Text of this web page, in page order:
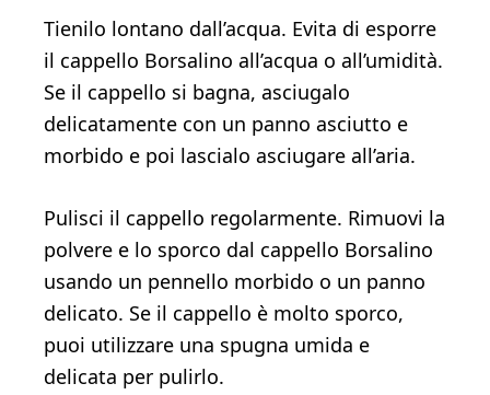
Tienilo lontano dall’acqua. Evita di esporre
il cappello Borsalino all’acqua o all’umidità.
Se il cappello si bagna, asciugalo
delicatamente con un panno asciutto e
morbido e poi lascialo asciugare all’aria.
Pulisci il cappello regolarmente. Rimuovi la
polvere e lo sporco dal cappello Borsalino
usando un pennello morbido o un panno
delicato. Se il cappello è molto sporco,
puoi utilizzare una spugna umida e
delicata per pulirlo.